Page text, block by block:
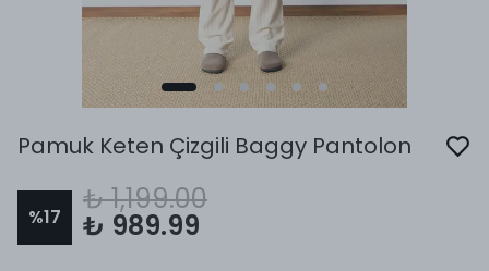
Pamuk Keten Çizgili Baggy Pantolon
%17
₺ 1,199.00
₺ 989.99